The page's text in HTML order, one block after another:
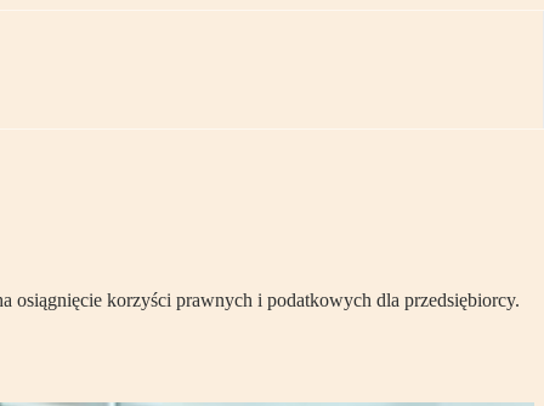
osiągnięcie korzyści prawnych i podatkowych dla przedsiębiorcy.